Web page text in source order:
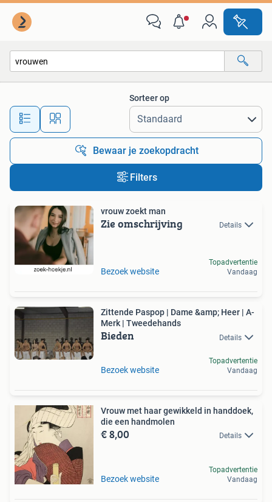
Alle afstanden…
Sorteer op
Bewaar je zoekopdracht
Filters
vrouw zoekt man
Zie omschrijving Details
Bezoek website
Topadvertentie
Vandaag
Zittende Paspop | Dame &amp; Heer | A-
Merk | Tweedehands
Bieden Details
Bezoek website
Topadvertentie
Vandaag
Vrouw met haar gewikkeld in handdoek,
die een handmolen
€ 8,00 Details
Bezoek website
Topadvertentie
Vandaag